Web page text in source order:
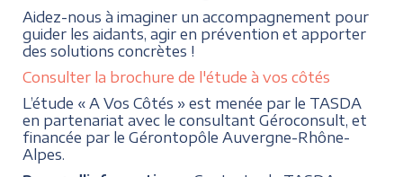
Aidez-nous à imaginer un accompagnement pour
guider les aidants, agir en prévention et apporter
des solutions concrètes !
Consulter la brochure de l'étude à vos côtés
L’étude « A Vos Côtés » est menée par le TASDA
en partenariat avec le consultant Géroconsult, et
financée par le Gérontopôle Auvergne-Rhône-
Alpes.